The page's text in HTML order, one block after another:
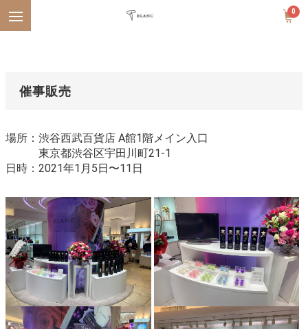
0
催事販売
場所：渋谷西武百貨店 A館1階メイン入口
東京都渋谷区宇田川町21-1
日時：2021年1月5日〜11日